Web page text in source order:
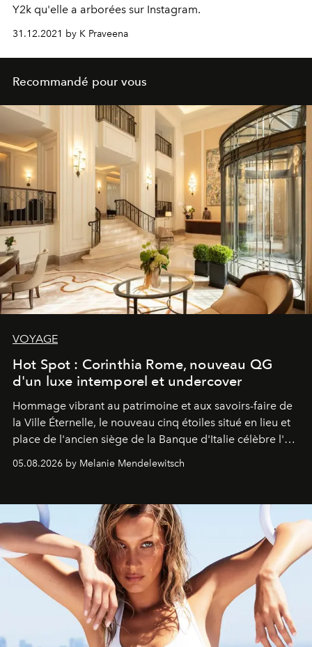
Y2k qu'elle a arborées sur Instagram.
31.12.2021 by K Praveena
Recommandé pour vous
VOYAGE
Hot Spot : Corinthia Rome, nouveau QG
d'un luxe intemporel et undercover
Hommage vibrant au patrimoine et aux savoirs-faire de
la Ville Éternelle, le nouveau cinq étoiles situé en lieu et
place de l'ancien siège de la Banque d'Italie célèbre l'art
de vivre Romain dans toute son élégance intemporelle.
05.08.2026 by Melanie Mendelewitsch